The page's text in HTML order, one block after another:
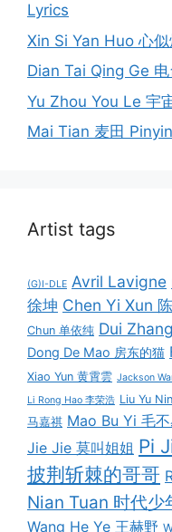
Lyrics
Xin Si Yan Huo 心
Dian Tai Qing Ge
Yu Zhou You Le 宇
Mai Tian 麦田
Artist tags
(G)I-DLE Avril Lavigne
徐坤 Chen Yi Xun
Chun 单依纯 Dui
Dong De Mao 房东的猫
Xiao Yun 黄霄雲 Jackson
Li Rong Hao 李荣浩 Liu Yu
马嘉祺 Mao Bu Yi 毛
Jie Jie 莫叫姐姐 Pi
披荆斩棘的哥哥
Nian Tuan 时代少
Wang He Ye 王赫野